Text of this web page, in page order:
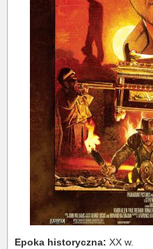
Epoka historyczna: XX w.